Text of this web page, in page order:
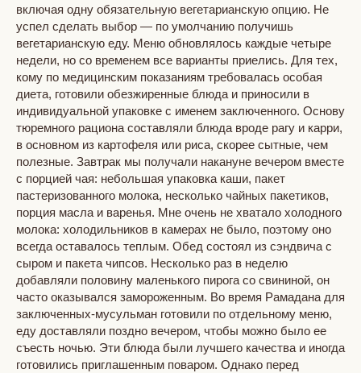
включая одну обязательную вегетарианскую опцию. Не
успел сделать выбор — по умолчанию получишь
вегетарианскую еду. Меню обновлялось каждые четыре
недели, но со временем все варианты приелись. Для тех,
кому по медицинским показаниям требовалась особая
диета, готовили обезжиренные блюда и приносили в
индивидуальной упаковке с именем заключенного. Основу
тюремного рациона составляли блюда вроде рагу и карри,
в основном из картофеля или риса, скорее сытные, чем
полезные. Завтрак мы получали накануне вечером вместе
с порцией чая: небольшая упаковка каши, пакет
пастеризованного молока, несколько чайных пакетиков,
порция масла и варенья. Мне очень не хватало холодного
молока: холодильников в камерах не было, поэтому оно
всегда оставалось теплым. Обед состоял из сэндвича с
сыром и пакета чипсов. Несколько раз в неделю
добавляли половину маленького пирога со свининой, он
часто оказывался замороженным. Во время Рамадана для
заключенных-мусульман готовили по отдельному меню,
еду доставляли поздно вечером, чтобы можно было ее
съесть ночью. Эти блюда были лучшего качества и иногда
готовились приглашенным поваром. Однако перед